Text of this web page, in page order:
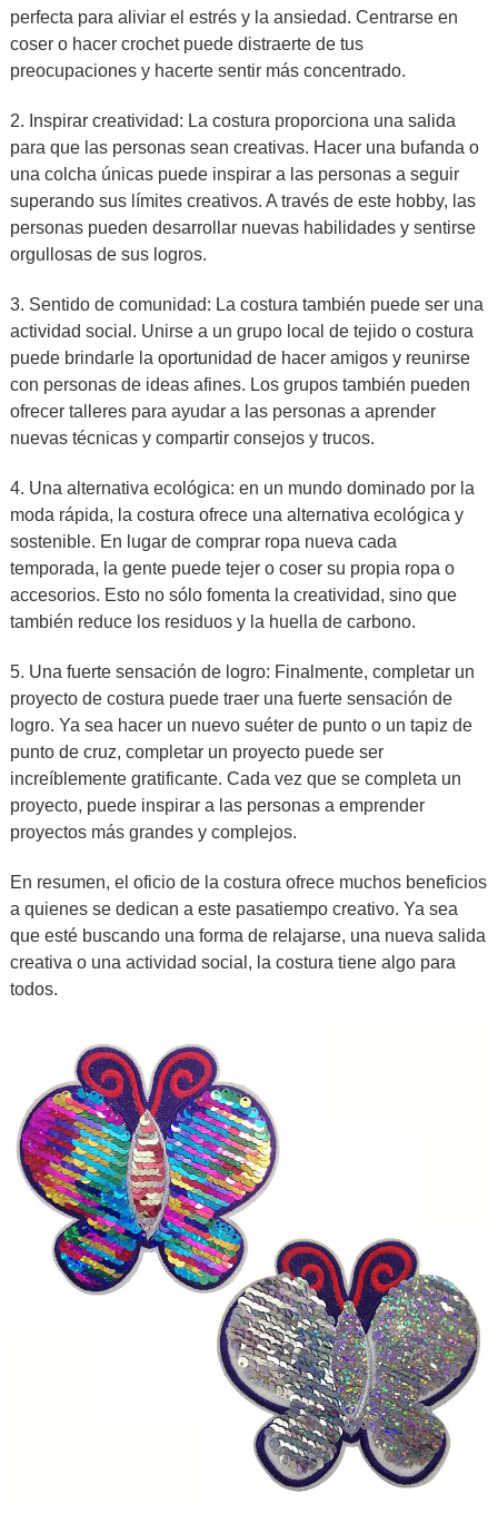
perfecta para aliviar el estrés y la ansiedad. Centrarse en
coser o hacer crochet puede distraerte de tus
preocupaciones y hacerte sentir más concentrado.
2. Inspirar creatividad: La costura proporciona una salida
para que las personas sean creativas. Hacer una bufanda o
una colcha únicas puede inspirar a las personas a seguir
superando sus límites creativos. A través de este hobby, las
personas pueden desarrollar nuevas habilidades y sentirse
orgullosas de sus logros.
3. Sentido de comunidad: La costura también puede ser una
actividad social. Unirse a un grupo local de tejido o costura
puede brindarle la oportunidad de hacer amigos y reunirse
con personas de ideas afines. Los grupos también pueden
ofrecer talleres para ayudar a las personas a aprender
nuevas técnicas y compartir consejos y trucos.
4. Una alternativa ecológica: en un mundo dominado por la
moda rápida, la costura ofrece una alternativa ecológica y
sostenible. En lugar de comprar ropa nueva cada
temporada, la gente puede tejer o coser su propia ropa o
accesorios. Esto no sólo fomenta la creatividad, sino que
también reduce los residuos y la huella de carbono.
5. Una fuerte sensación de logro: Finalmente, completar un
proyecto de costura puede traer una fuerte sensación de
logro. Ya sea hacer un nuevo suéter de punto o un tapiz de
punto de cruz, completar un proyecto puede ser
increíblemente gratificante. Cada vez que se completa un
proyecto, puede inspirar a las personas a emprender
proyectos más grandes y complejos.
En resumen, el oficio de la costura ofrece muchos beneficios
a quienes se dedican a este pasatiempo creativo. Ya sea
que esté buscando una forma de relajarse, una nueva salida
creativa o una actividad social, la costura tiene algo para
todos.